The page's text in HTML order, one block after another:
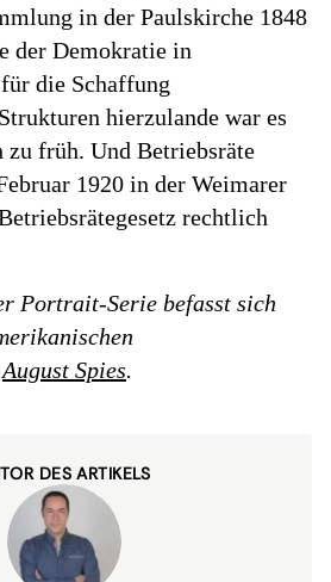
in der Paulskirche 1848
der Demokratie in
die Schaffung
hierzulande war es
früh. Und Betriebsräte
1920 in der Weimarer
rechtlich
Portrait-Serie befasst sich
August Spies.
DES ARTIKELS